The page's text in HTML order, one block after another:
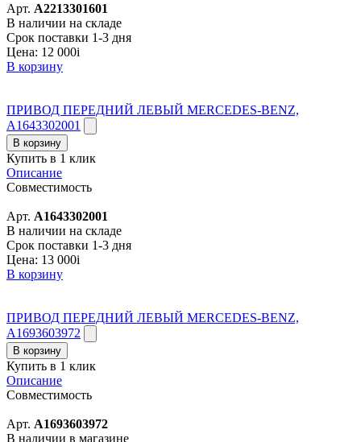
Арт. A2213301601
В наличии на складе
Срок поставки 1-3 дня
Цена: 12 000i
В корзину
ПРИВОД ПЕРЕДНИЙ ЛЕВЫЙ MERCEDES-BENZ,
A1643302001
В корзину
Купить в 1 клик
Описание
Совместимость
Арт. A1643302001
В наличии на складе
Срок поставки 1-3 дня
Цена: 13 000i
В корзину
ПРИВОД ПЕРЕДНИЙ ЛЕВЫЙ MERCEDES-BENZ,
A1693603972
В корзину
Купить в 1 клик
Описание
Совместимость
Арт. A1693603972
В наличии в магазине